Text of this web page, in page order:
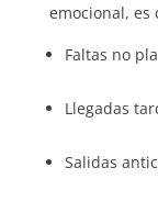
emocional, es
Faltas no
Llegadas
Salidas